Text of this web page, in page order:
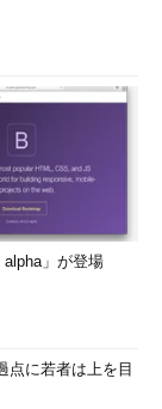
alpha」が登場
点に若者は上を目